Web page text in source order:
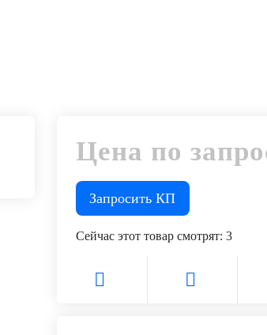
Цена по
Запросить КП
Сейчас этот товар смотрят: 3